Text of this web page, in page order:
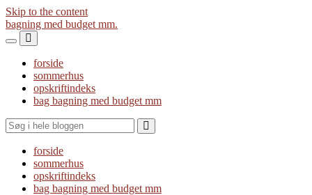
Skip to the content
bagning med budget mm.
Toggle
mobile
menu
Toggle
the
search
field
forside
sommerhus
opskriftindeks
bag bagning med budget mm
forside
sommerhus
opskriftindeks
bag bagning med budget mm